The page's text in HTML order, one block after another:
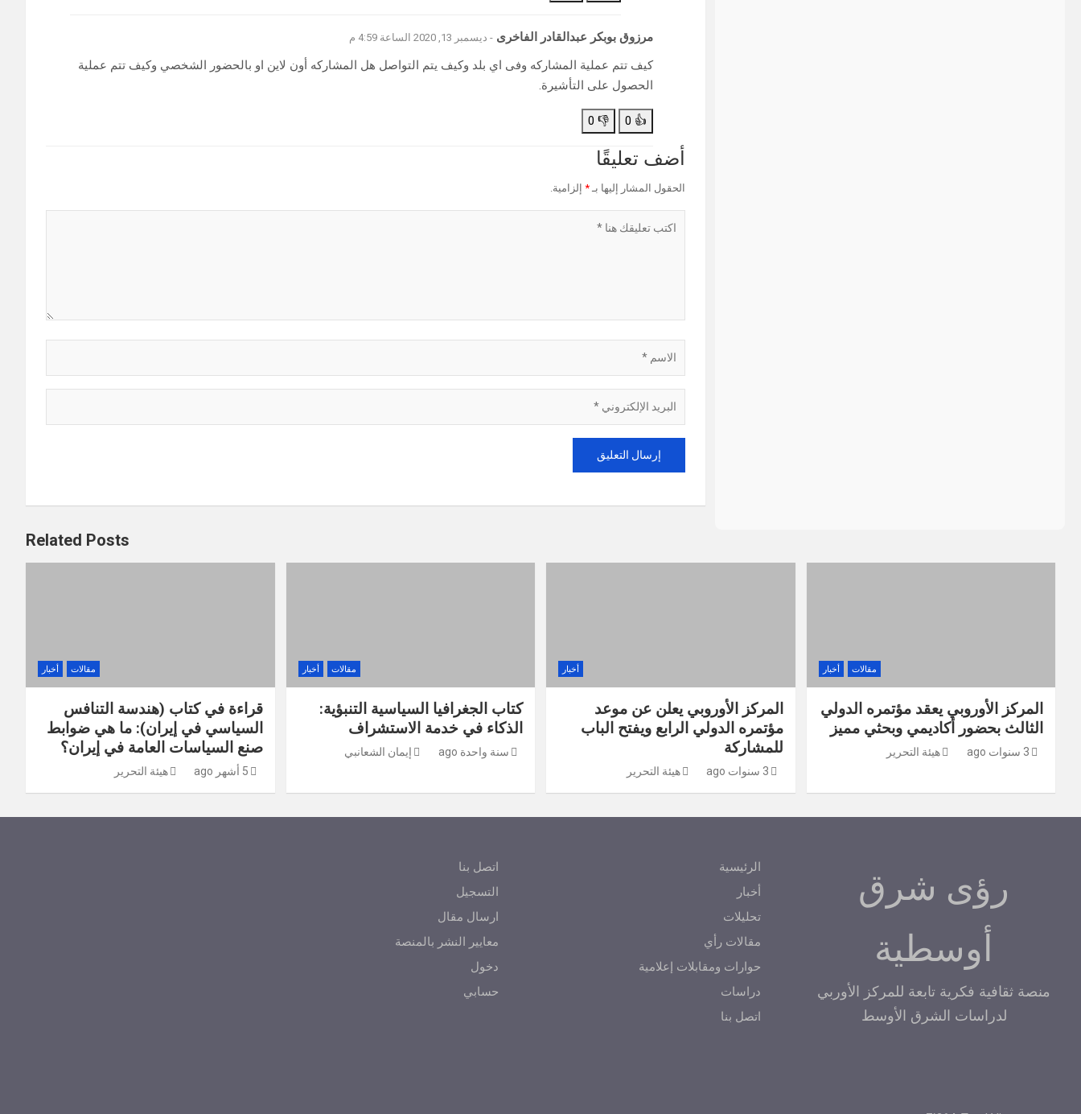
مرزوق بوبكر عبدالقادر الفاخرى - ديسمبر 13, 2020 الساعة 4:59 م
كيف تتم عملية المشاركه وفى اي بلد وكيف يتم التواصل هل المشاركه أون لاين او بالحضور الشخصي وكيف تتم عملية
الحصول على التأشيرة.
👍
0
👎
0
أضف تعليقًا
الحقول المشار إليها بـ *إلزامية.
Related Posts
أخبار مقالات
قراءة في كتاب (هندسة التنافس
السياسي في إيران): ما هي ضوابط
صنع السياسات العامة في إيران؟
5 أشهر ago هيئة التحرير
أخبار مقالات
كتاب الجغرافيا السياسية التنبؤية:
الذكاء في خدمة الاستشراف
سنة واحدة ago إيمان الشعانبي
أخبار
المركز الأوروبي يعلن عن موعد
مؤتمره الدولي الرابع ويفتح الباب
للمشاركة
3 سنوات ago هيئة التحرير
أخبار مقالات
المركز الأوروبي يعقد مؤتمره الدولي
الثالث بحضور أكاديمي وبحثي مميز
3 سنوات ago هيئة التحرير
اتصل بنا
التسجيل
ارسال مقال
معايير النشر بالمنصة
دخول
حسابي
الرئيسية
أخبار
تحليلات
مقالات رأي
حوارات ومقابلات إعلامية
دراسات
اتصل بنا
رؤى شرق
أوسطية
منصة ثقافية فكرية تابعة للمركز الأوربي
لدراسات الشرق الأوسط